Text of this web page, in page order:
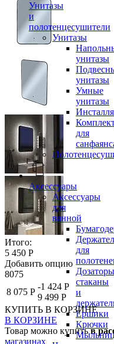
Унитазы
и
полотенцесушители
Унитазы
унитазы
унитазы
Умные
унитазы
для
Аксессуары
Аксессуары
для
ванной
для
стаканы
и
Ершики
Крючки
Итого:
5 450 Р
Добавить опцию
8075
8 075 Р
-1 424 Р
9 499 Р
КУПИТЬ В КОРЗИНЕ
В КОРЗИНЕ
Товар можно купитьв
магазинах